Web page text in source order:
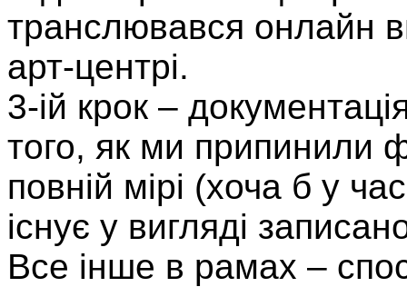
транслювався онлайн
арт-центрі.
3-ій крок –
того, як ми припинили
повній мірі (хоча б у
існує у вигляді
Все інше в рамах –